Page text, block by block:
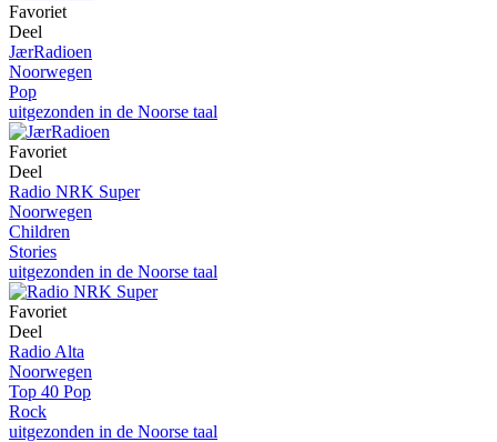
Favoriet
Deel
JærRadioen
Noorwegen
Pop
uitgezonden in de Noorse taal
Favoriet
Deel
Radio NRK Super
Noorwegen
Children
Stories
uitgezonden in de Noorse taal
Favoriet
Deel
Radio Alta
Noorwegen
Top 40 Pop
Rock
uitgezonden in de Noorse taal